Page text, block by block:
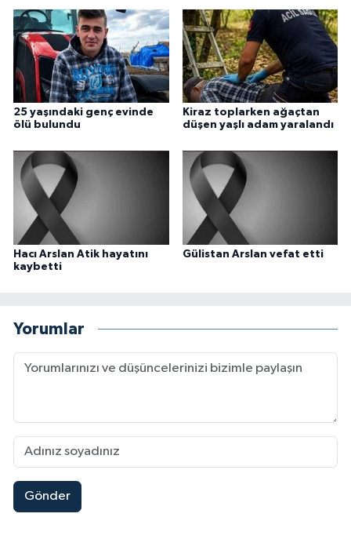
25 yaşındaki genç evinde
ölü bulundu
Kiraz toplarken ağaçtan
düşen yaşlı adam yaralandı
Hacı Arslan Atik hayatını
kaybetti
Gülistan Arslan vefat etti
Yorumlar
Gönder